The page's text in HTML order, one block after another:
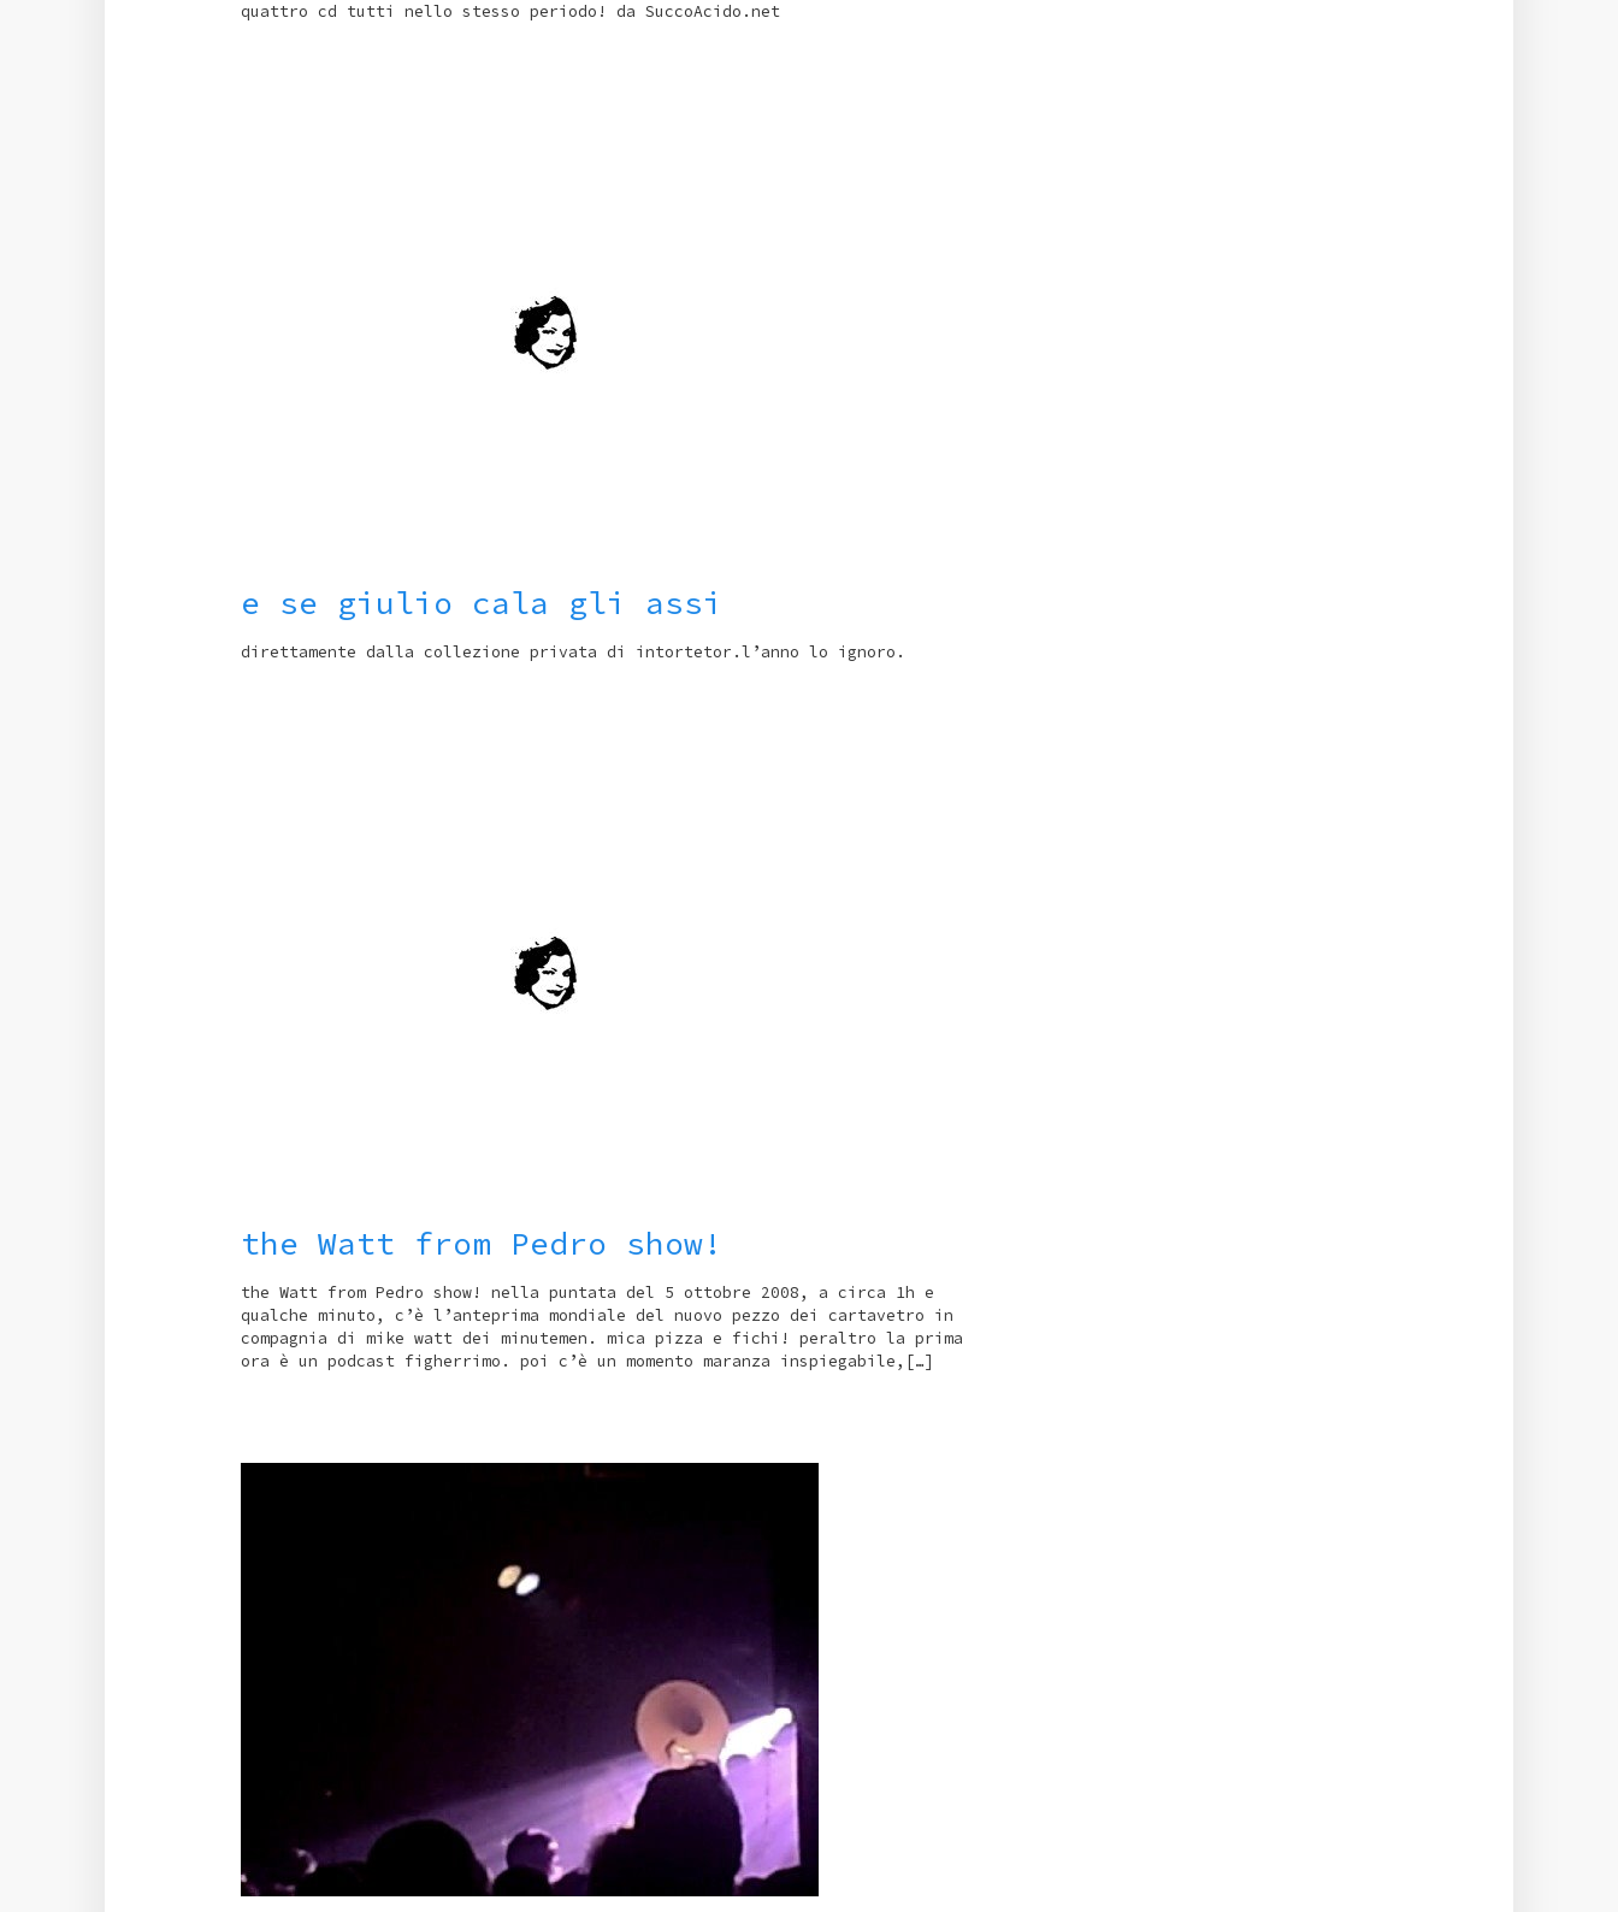
quattro cd tutti nello stesso periodo! da SuccoAcido.net
e se giulio cala gli assi
direttamente dalla collezione privata di intortetor.l’anno lo ignoro.
the Watt from Pedro show!
the Watt from Pedro show! nella puntata del 5 ottobre 2008, a circa 1h e
qualche minuto, c’è l’anteprima mondiale del nuovo pezzo dei cartavetro in
compagnia di mike watt dei minutemen. mica pizza e fichi! peraltro la prima
ora è un podcast figherrimo. poi c’è un momento maranza inspiegabile,[…]